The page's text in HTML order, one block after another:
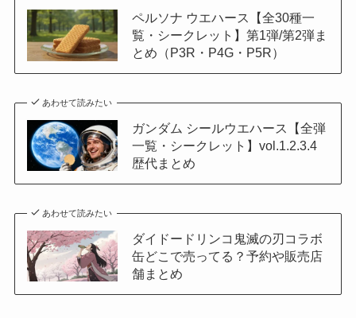
ペルソナ ウエハース【全30種一
覧・シークレット】第1弾/第2弾ま
とめ（P3R・P4G・P5R）
あわせて読みたい
ガンダム シールウエハース【全弾
一覧・シークレット】vol.1.2.3.4
歴代まとめ
あわせて読みたい
ダイドードリンコ鬼滅の刃コラボ
缶どこで売ってる？予約や販売店
舗まとめ